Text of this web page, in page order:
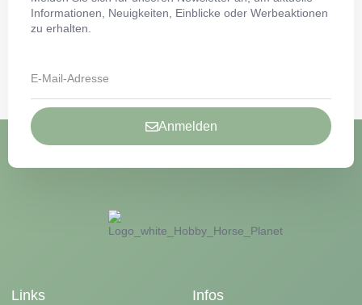
Informationen, Neuigkeiten, Einblicke oder Werbeaktionen
zu erhalten.
Anmelden
Links Infos